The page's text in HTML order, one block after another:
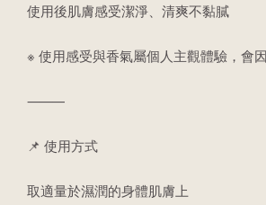
使用後肌膚感受潔淨、清爽不黏膩
※ 使用感受與香氣屬個人主觀體驗，會
⸻
📌 使用方式
取適量於濕潤的身體肌膚上